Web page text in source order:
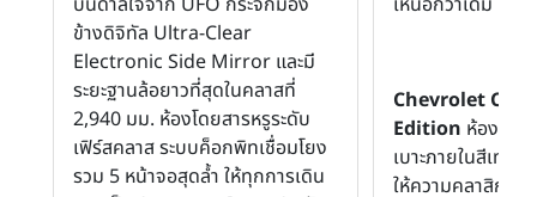
ข้างดิจิทัล Ultra-Clear
Electronic Side Mirror และมี
ระยะฐานล้อยาวที่สุดในคลาสที่
2,940 มม. ห้องโดยสารหรูระดับ
เฟิร์สคลาส ระบบค็อกพิทเชื่อมโยง
รวม 5 หน้าจอสุดล้ำ ให้ทุกการเดิน
Chevrolet
Edition ห้องโดย
เบาะภายในสีเทา
ให้ความคลาสิกหรู